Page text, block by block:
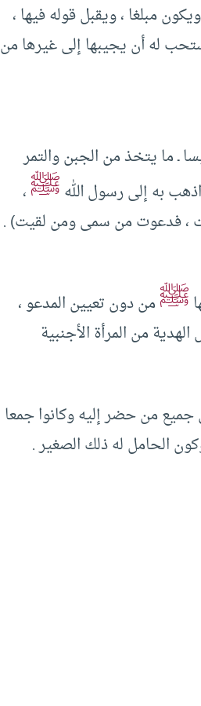
مبلغا ، ويقبل قوله فيها ،
له أن يجيبها إلى غيرها من
ـ ما يتخذ من الجبن والتمر
به إلى رسول اللهﷺ،
، فدعوت من سمى ومن لقيت) .
ﷺمن دون تعيين المدعو ،
من المرأة الأجنبية
جميع من حضر إليه وكانوا جمعا
الحامل له ذلك الصغير .